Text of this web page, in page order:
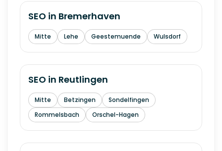
SEO in Bremerhaven
Mitte Lehe Geestemuende Wulsdorf
SEO in Reutlingen
Mitte Betzingen
Sondelfingen
Rommelsbach
Orschel-Hagen